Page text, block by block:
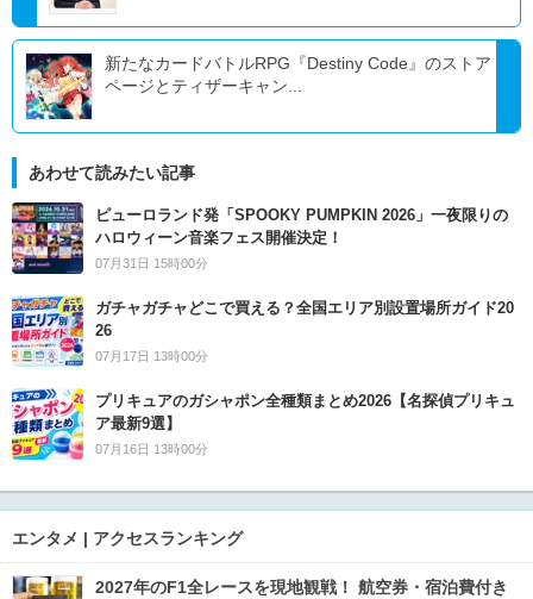
新たなカードバトルRPG『Destiny Code』のストア
ページとティザーキャン...
あわせて読みたい記事
ピューロランド発「SPOOKY PUMPKIN 2026」一夜限りの
ハロウィーン音楽フェス開催決定！
07月31日 15時00分
ガチャガチャどこで買える？全国エリア別設置場所ガイド20
26
07月17日 13時00分
プリキュアのガシャポン全種類まとめ2026【名探偵プリキュ
ア最新9選】
07月16日 13時00分
エンタメ | アクセスランキング
2027年のF1全レースを現地観戦！ 航空券・宿泊費付き